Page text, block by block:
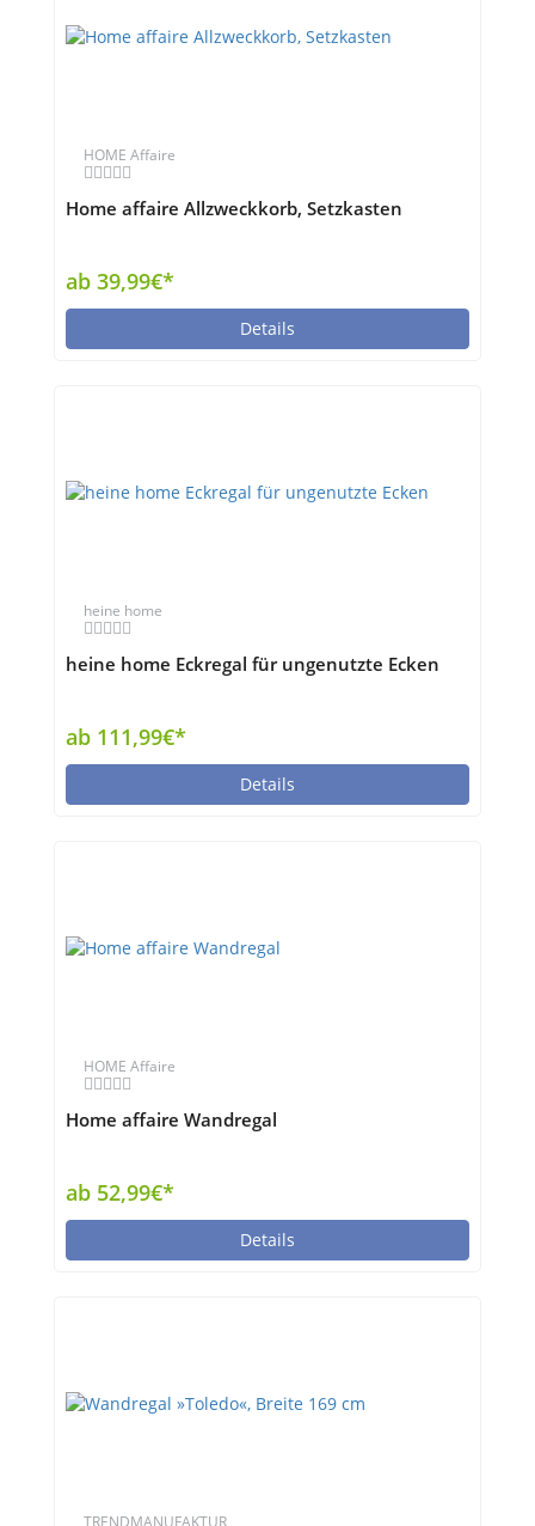
HOME Affaire
Home affaire Allzweckkorb, Setzkasten
ab 39,99€*
Details
heine home
heine home Eckregal für ungenutzte Ecken
ab 111,99€*
Details
HOME Affaire
Home affaire Wandregal
ab 52,99€*
Details
TRENDMANUFAKTUR